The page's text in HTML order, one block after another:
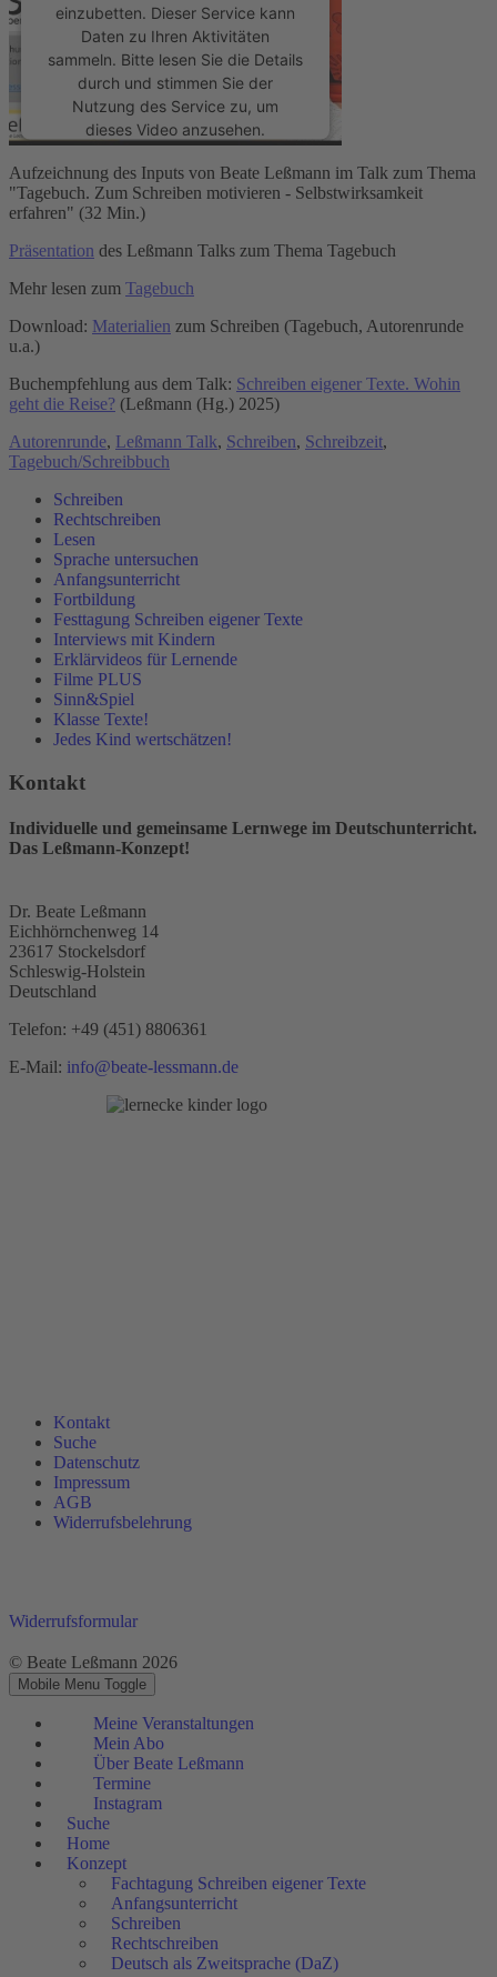
einzubetten. Dieser Service kann
Daten zu Ihren Aktivitäten
sammeln. Bitte lesen Sie die Details
durch und stimmen Sie der
Nutzung des Service zu, um
dieses Video anzusehen.
Mehr Informationen
Akzeptieren
powered byUsercentrics Consent
Aufzeichnung des Inputs von Beate Leßmann im Talk zum Thema
"Tagebuch. Zum Schreiben motivieren - Selbstwirksamkeit
erfahren" (32 Min.)
Präsentation des Leßmann Talks zum Thema Tagebuch
Mehr lesen zum Tagebuch
Download: Materialien zum Schreiben (Tagebuch, Autorenrunde
u.a.)
Buchempfehlung aus dem Talk: Schreiben eigener Texte. Wohin
geht die Reise? (Leßmann (Hg.) 2025)
Autorenrunde, Leßmann Talk, Schreiben, Schreibzeit,
Tagebuch/Schreibbuch
Schreiben
Rechtschreiben
Lesen
Sprache untersuchen
Anfangsunterricht
Fortbildung
Festtagung Schreiben eigener Texte
Interviews mit Kindern
Erklärvideos für Lernende
Filme PLUS
Sinn&Spiel
Klasse Texte!
Jedes Kind wertschätzen!
Kontakt
Individuelle und gemeinsame Lernwege im Deutschunterricht.
Das Leßmann-Konzept!
Dr. Beate Leßmann
Eichhörnchenweg 14
23617 Stockelsdorf
Schleswig-Holstein
Deutschland
Telefon: +49 (451) 8806361
E-Mail: info@beate-lessmann.de
Kontakt
Suche
Datenschutz
Impressum
AGB
Widerrufsbelehrung
Widerrufsformular
© Beate Leßmann 2026
Mobile Menu Toggle
Meine Veranstaltungen
Mein Abo
Über Beate Leßmann
Termine
Instagram
Suche
Home
Konzept
Fachtagung Schreiben eigener Texte
Anfangsunterricht
Schreiben
Rechtschreiben
Deutsch als Zweitsprache (DaZ)